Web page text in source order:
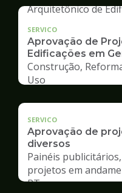
SERVICO
Aprovação de
Edificações em
Construção,
Uso
SERVICO
Aprovação de
diversos
Painéis
projetos em
RT